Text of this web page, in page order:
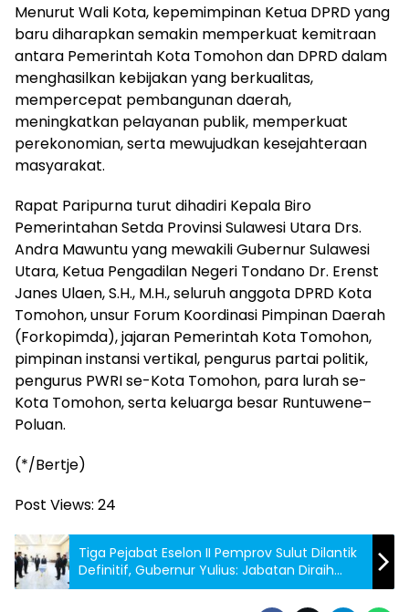
Menurut Wali Kota, kepemimpinan Ketua DPRD yang
baru diharapkan semakin memperkuat kemitraan
antara Pemerintah Kota Tomohon dan DPRD dalam
menghasilkan kebijakan yang berkualitas,
mempercepat pembangunan daerah,
meningkatkan pelayanan publik, memperkuat
perekonomian, serta mewujudkan kesejahteraan
masyarakat.
Rapat Paripurna turut dihadiri Kepala Biro
Pemerintahan Setda Provinsi Sulawesi Utara Drs.
Andra Mawuntu yang mewakili Gubernur Sulawesi
Utara, Ketua Pengadilan Negeri Tondano Dr. Erenst
Janes Ulaen, S.H., M.H., seluruh anggota DPRD Kota
Tomohon, unsur Forum Koordinasi Pimpinan Daerah
(Forkopimda), jajaran Pemerintah Kota Tomohon,
pimpinan instansi vertikal, pengurus partai politik,
pengurus PWRI se-Kota Tomohon, para lurah se-
Kota Tomohon, serta keluarga besar Runtuwene–
Poluan.
(*/Bertje)
Post Views: 24
Tiga Pejabat Eselon II Pemprov Sulut Dilantik
Definitif, Gubernur Yulius: Jabatan Diraih
Lewat Kinerja